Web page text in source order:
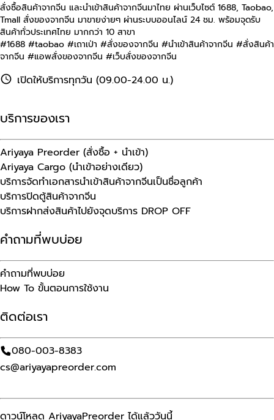
สั่งซื้อสินค้าจากจีน และนำเข้าสินค้าจากจีนมาไทย ผ่านเว็บไซต์ 1688, Taobao,
Tmall สั่งของจากจีน มาขายง่ายๆ ผ่านระบบออนไลน์ 24 ชม. พร้อมจุดรับ
สินค้าทั่วประเทศไทย มากกว่า 10 สาขา
#1688 #taobao #เถาเป่า #สั่งของจากจีน #นําเข้าสินค้าจากจีน #สั่งสินค้า
จากจีน #แอพสั่งของจากจีน #เว็บสั่งของจากจีน
เปิดให้บริการทุกวัน (09.00-24.00 น.)
บริการของเรา
Ariyaya Preorder (สั่งซื้อ + นำเข้า)
Ariyaya Cargo (นำเข้าอย่างเดียว)
บริการจัดทำเอกสารนำเข้าสินค้าจากจีนเป็นชื่อลูกค้า
บริการปิดตู้สินค้าจากจีน
บริการฝากส่งสินค้าไปยังจุดบริการ DROP OFF
คำถามที่พบบ่อย
คำถามที่พบบ่อย
How To ขั้นตอนการใช้งาน
ติดต่อเรา
080-003-8383
cs@ariyayapreorder.com
ดาวน์โหลด AriyayaPreorder ได้แล้ววันนี้